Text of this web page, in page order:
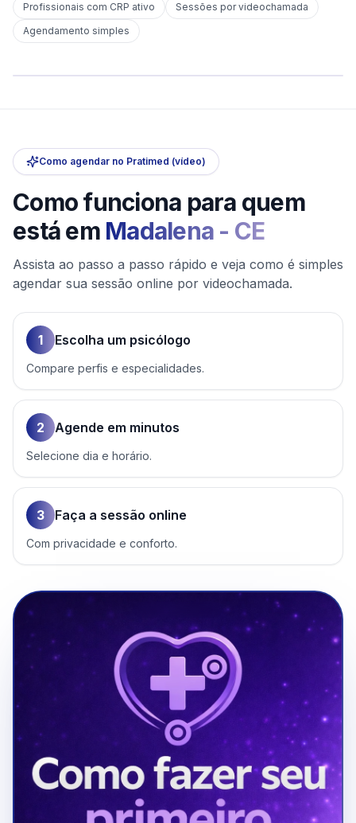
Profissionais com CRP ativo
Sessões por videochamada
Agendamento simples
Como agendar no Pratimed (vídeo)
Como funciona para quem
está em Madalena - CE
Assista ao passo a passo rápido e veja como é simples
agendar sua sessão online por videochamada.
1 Escolha um psicólogo
Compare perfis e especialidades.
2 Agende em minutos
Selecione dia e horário.
3 Faça a sessão online
Com privacidade e conforto.